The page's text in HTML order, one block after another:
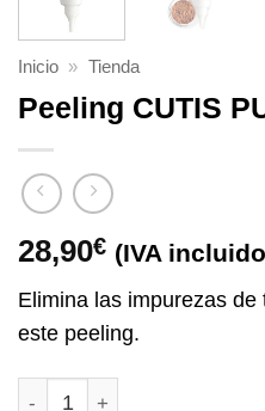
Inicio » Tienda
Peeling CUTIS
28,90€ (IVA
Elimina las impurezas
este peeling.
Peeling CUTIS PURA